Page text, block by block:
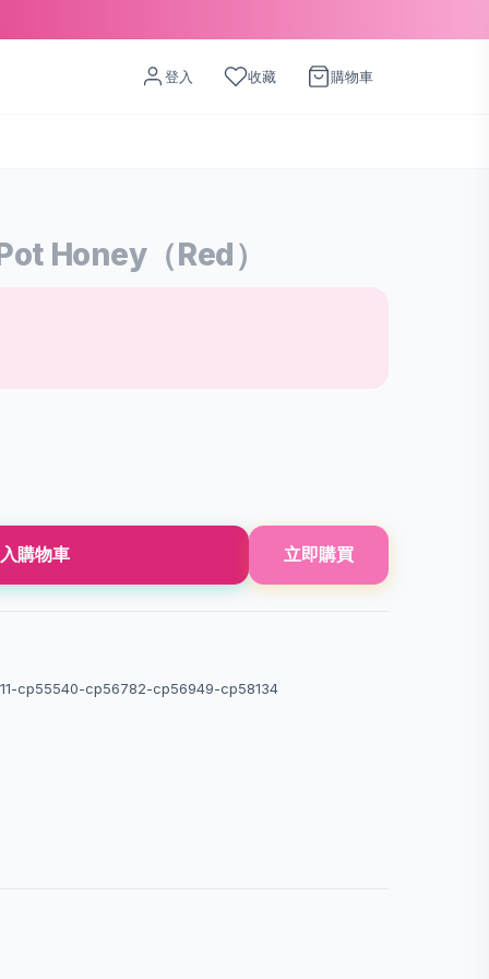
登入 收藏 購物車
Honey（Red）
購物車 立即購買
cp55540-cp56782-cp56949-cp58134